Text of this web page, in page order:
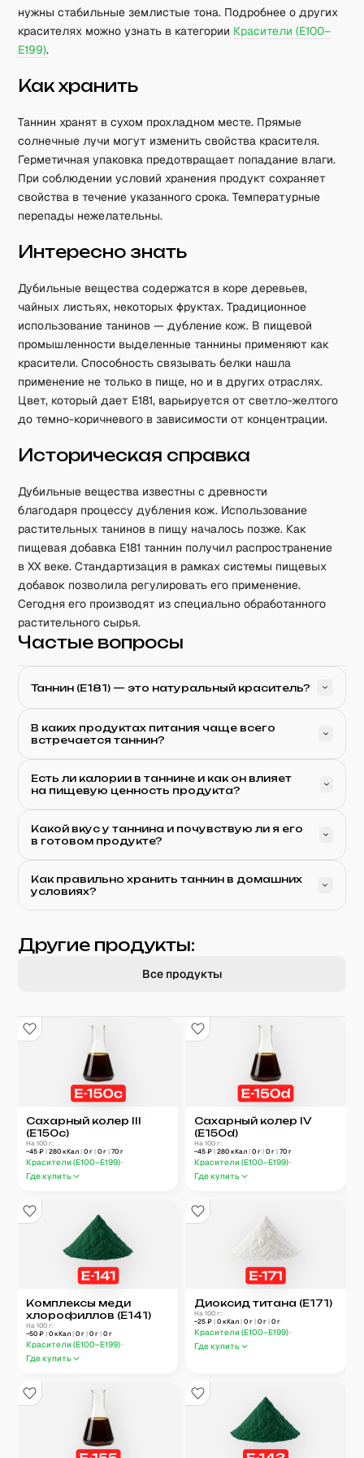
нужны стабильные землистые тона. Подробнее о других
красителях можно узнать в категории Красители (E100–
E199).
Как хранить
Таннин хранят в сухом прохладном месте. Прямые
солнечные лучи могут изменить свойства красителя.
Герметичная упаковка предотвращает попадание влаги.
При соблюдении условий хранения продукт сохраняет
свойства в течение указанного срока. Температурные
перепады нежелательны.
Интересно знать
Дубильные вещества содержатся в коре деревьев,
чайных листьях, некоторых фруктах. Традиционное
использование танинов — дубление кож. В пищевой
промышленности выделенные таннины применяют как
красители. Способность связывать белки нашла
применение не только в пище, но и в других отраслях.
Цвет, который дает E181, варьируется от светло-желтого
до темно-коричневого в зависимости от концентрации.
Историческая справка
Дубильные вещества известны с древности
благодаря процессу дубления кож. Использование
растительных танинов в пищу началось позже. Как
пищевая добавка E181 таннин получил распространение
в XX веке. Стандартизация в рамках системы пищевых
добавок позволила регулировать его применение.
Сегодня его производят из специально обработанного
растительного сырья.
Частые вопросы
Таннин (E181) — это натуральный краситель?
В каких продуктах питания чаще всего
встречается таннин?
Есть ли калории в таннине и как он влияет
на пищевую ценность продукта?
Какой вкус у таннина и почувствую ли я его
в готовом продукте?
Как правильно хранить таннин в домашних
условиях?
Другие продукты:
Все продукты
Сахарный колер III
(E150c)
На 100 г:
~45 ₽| 280 кКал| 0 г| 0 г| 70 г
Красители (E100–E199)
Где купить
Сахарный колер IV
(E150d)
На 100 г:
~45 ₽ | 280 кКал | 0 г | 0 г | 70 г
Красители (E100–E199)
Где купить
Комплексы меди
хлорофиллов (E141)
На 100 г:
~50 ₽| 0 кКал| 0 г| 0 г| 0 г
Красители (E100–E199)
Где купить
Диоксид титана (E171)
На 100 г:
~25 ₽ | 0 кКал | 0 г | 0 г | 0 г
Красители (E100–E199)
Где купить